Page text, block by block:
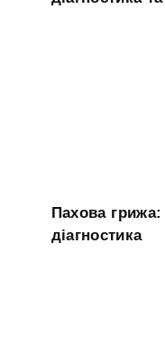
Пахова
діагностика